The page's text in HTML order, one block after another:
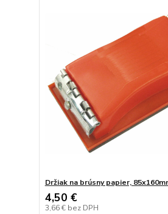
Držiak na brúsny papier,
4,50 €
3,66 € bez DPH